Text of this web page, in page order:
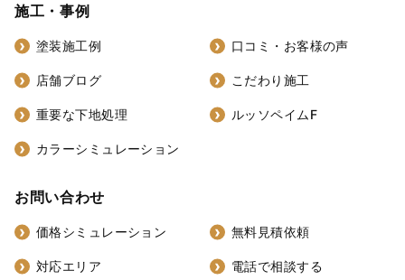
施工・事例
塗装施工例 口コミ・お客様の声
店舗ブログ こだわり施工
重要な下地処理 ルッソペイムF
カラーシミュレーション
お問い合わせ
価格シミュレーション 無料見積依頼
対応エリア 電話で相談する